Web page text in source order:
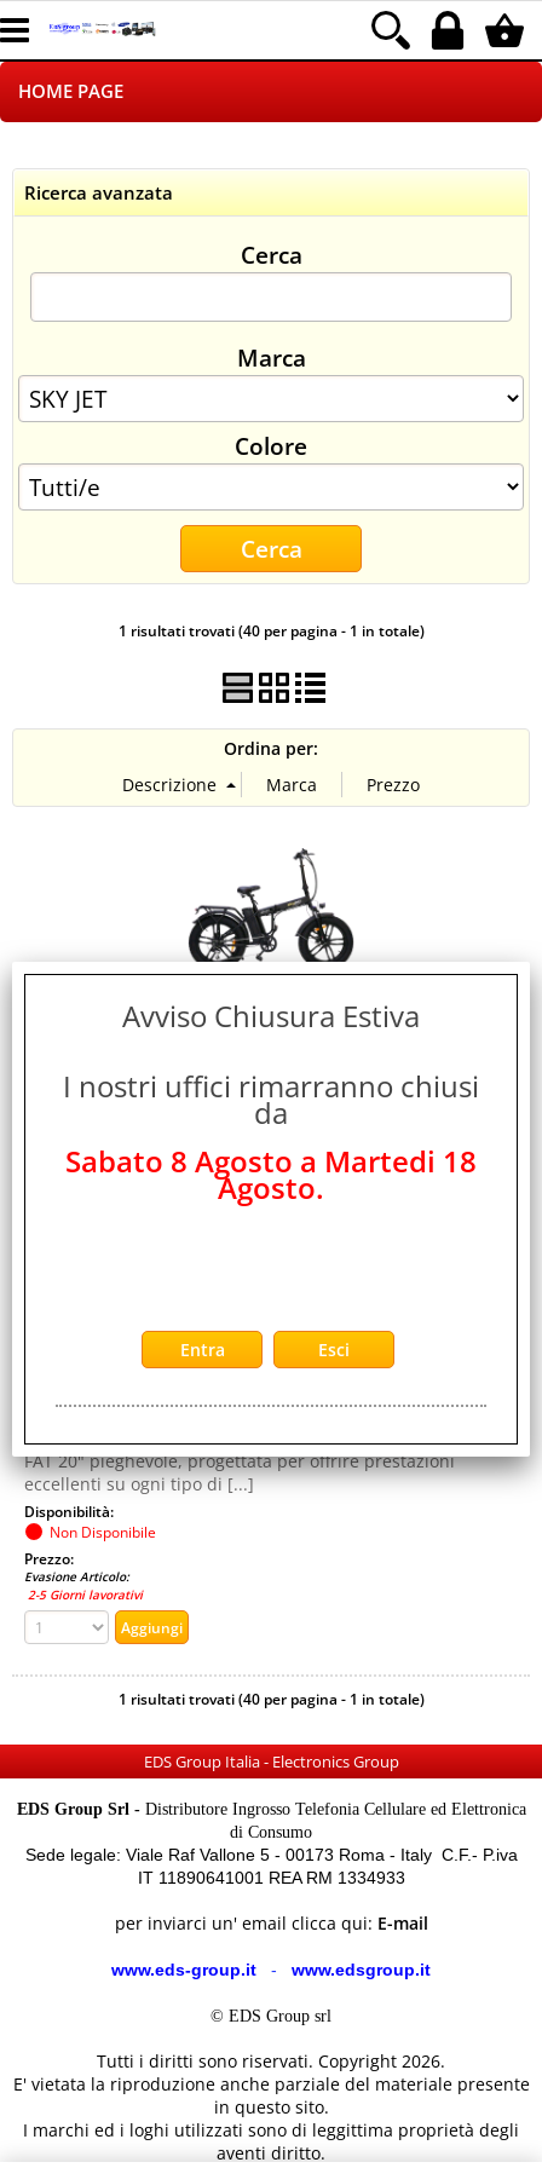
HOME PAGE
LOGISTICA
NEGOZI ON LINE
SINCRONIZZATI CON NOI
SPEDIZIONI
CONTATTI
Ricerca avanzata
Cerca
Marca
Colore
1 risultati trovati (40 per pagina - 1 in totale)
Ordina per:
SKY JET BICICLETTA ELETTRICA PIEGHEVOLE 250W
LEGA DISPLAY LCD FRENI A DISCO AUTONOMIA 45
KM NERO
556112
Cod. Produttore:
SKJBIC950
Vivi l’esperienza di una pedalata senza limiti con la E-BIKE
FAT 20" pieghevole, progettata per offrire prestazioni
eccellenti su ogni tipo di [...]
Disponibilità:
Non Disponibile
Prezzo:
Evasione Articolo:
2-5 Giorni lavorativi
1 risultati trovati (40 per pagina - 1 in totale)
EDS Group Italia - Electronics Group
EDS Group Srl -Distributore Ingrosso Telefonia Cellulare ed Elettronica
di Consumo
Sede legale: Viale Raf Vallone 5 - 00173 Roma - Italy C.F.- P.iva
IT 11890641001 REA RM 1334933
per inviarci un' email clicca qui: E-mail
www.eds-group.it - www.edsgroup.it
© EDS Group srl
Tutti i diritti sono riservati. Copyright 2026.
E' vietata la riproduzione anche parziale del materiale presente
in questo sito.
I marchi ed i loghi utilizzati sono di leggittima proprietà degli
aventi diritto.
Avviso Chiusura Estiva
I nostri uffici rimarranno chiusi
da
Sabato 8 Agosto a Martedi 18
Agosto.